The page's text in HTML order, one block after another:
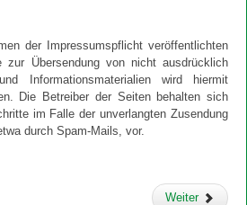
der Impressumspflicht veröffentlichten
zur Übersendung von nicht ausdrücklich
Informationsmaterialien wird hiermit
Die Betreiber der Seiten behalten sich
im Falle der unverlangten Zusendung
durch Spam-Mails, vor.
Weiter